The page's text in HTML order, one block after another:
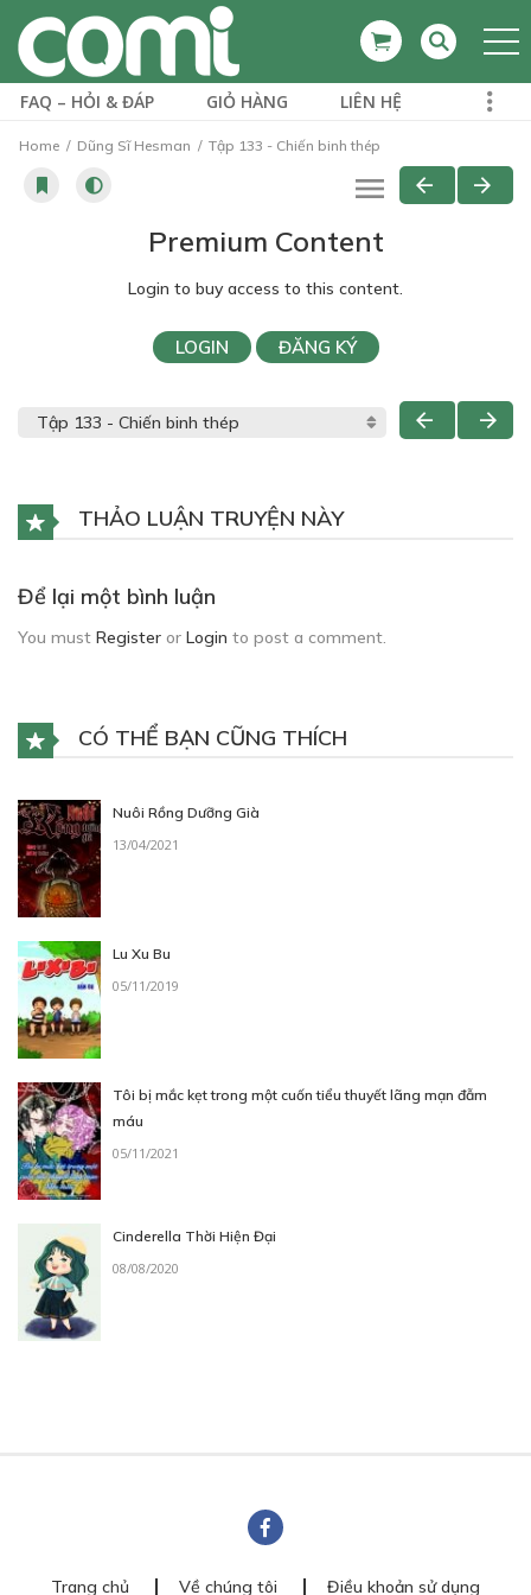
FAQ – HỎI & ĐÁP GIỎ HÀNG LIÊN HỆ
Home Dũng Sĩ Hesman Tập 133 - Chiến binh thép
Premium Content
Login to buy access to this content.
LOGIN ĐĂNG KÝ
THẢO LUẬN TRUYỆN NÀY
Để lại một bình luận
You must Register or Login to post a comment.
CÓ THỂ BẠN CŨNG THÍCH
Nuôi Rồng Dưỡng Già
13/04/2021
Lu Xu Bu
05/11/2019
Tôi bị mắc kẹt trong một cuốn tiểu thuyết lãng mạn đẫm
máu
05/11/2021
Cinderella Thời Hiện Đại
08/08/2020
Trang chủ Về chúng tôi Điều khoản sử dụng